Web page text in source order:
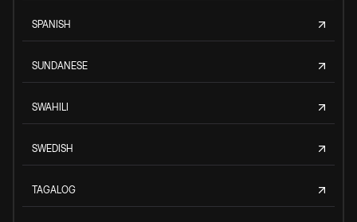
SPANISH
SUNDANESE
SWAHILI
SWEDISH
TAGALOG